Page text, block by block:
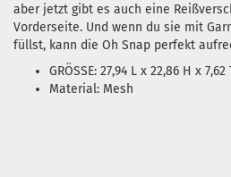
aber jetzt gibt es auch eine
Vorderseite. Und wenn du sie mit
füllst, kann die Oh Snap perfekt
GRÖSSE: 27,94 L x 22,86 H x 7,62
Material: Mesh